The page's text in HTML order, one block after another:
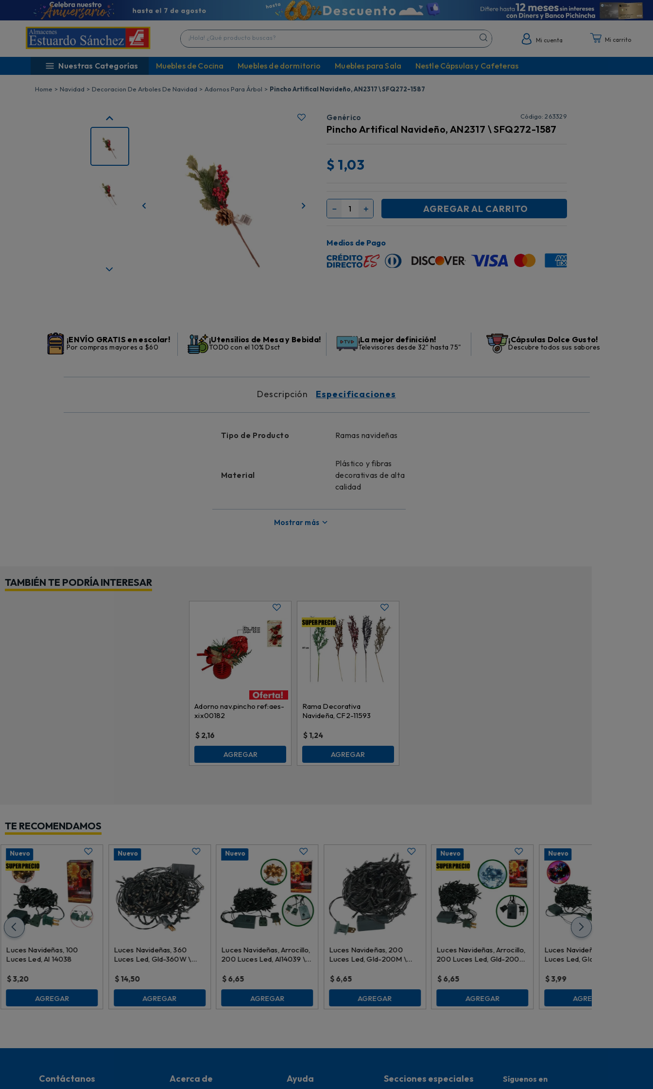
¡Hola! ¿Qué producto buscas?
Mi cuenta
Nuestras Categorías Muebles de Cocina Muebles de dormitorio Muebles para Sala Nestle Cápsulas y Cafeteras
Navidad Decoracion De Arboles De Navidad Adornos Para Árbol Pincho Artifical Navideño, AN2317 \ SFQ272-1587
Genérico : 263329
Pincho Artifical Navideño, AN2317 \ SFQ272-1587
$ 1,03
＋
－ AGREGAR AL CARRITO
Medios de Pago
¡ENVÍO GRATIS en escolar!
Por compras mayores a $60
¡Utensilios de Mesa y Bebida!
TODO con el 10% Dsct
¡La mejor definición!
Televisores desde 32" hasta 75"
¡Cápsulas Dolce Gusto!
Descubre todos sus sabores
Descripción Especificaciones
Tipo de Producto Ramas navideñas
Material
Plástico y fibras
decorativas de alta
calidad
Tonos y acabados
navideños con brillo
Dimensiones 26 cm de largo aprox.
Mostrar más
TAMBIÉN TE PODRÍA INTERESAR
Adorno nav.pincho ref:aes-
xix00182
$ 2,16
AGREGAR
Rama Decorativa
Navideña, CF2-11593
$ 1,24
AGREGAR
TE RECOMENDAMOS
Nuevo
Luces Navideñas, 100
Luces Led, Al 14038
$3,20
AGREGAR
Nuevo
Luces Navideñas, 360
Luces Led, Gld-360W \
$ 14,50
AGREGAR
Nuevo
Luces Navideñas, Arrocillo,
200 Luces Led, Al14039 \
$ 6,65
AGREGAR
Luces Navideñas, 200
Luces Led, Gld-200M \
$ 6,65
AGREGAR
Nuevo
Luces Navideñas, Arrocillo,
200 Luces Led, Gld-200W
$ 6,65
AGREGAR
Nuevo
Luces Navideñas, 100
Luces Led, Gld-100M \
$3,99
AGREGAR
Contáctanos Acerca de Ayuda Secciones especiales Síguenos en